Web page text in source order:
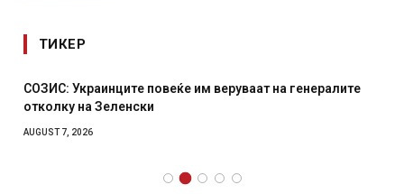
ТИКЕР
СОЗИС: Украинците повеќе им веруваат на генералите
отколку на Зеленски
AUGUST 7, 2026